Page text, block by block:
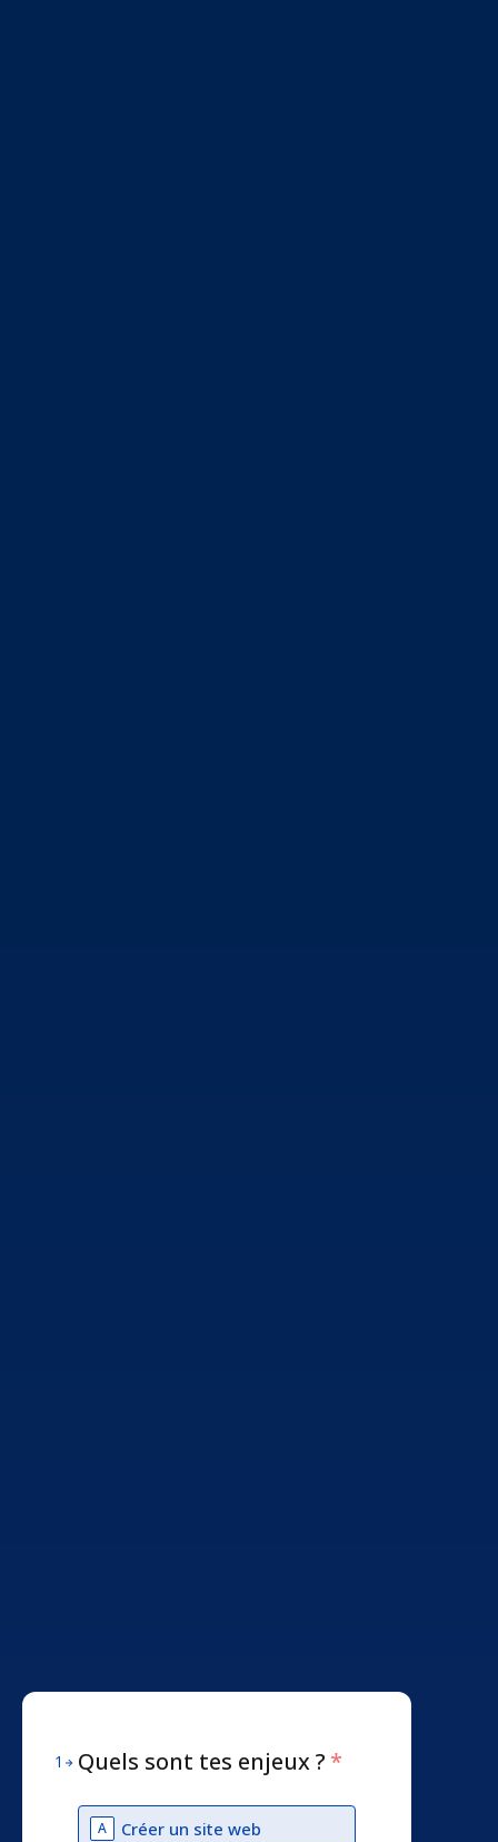
1 Quels sont tes enjeux ? *
A Créer un site web